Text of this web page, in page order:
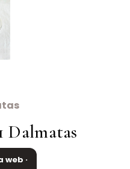
Dalmatas
web ·